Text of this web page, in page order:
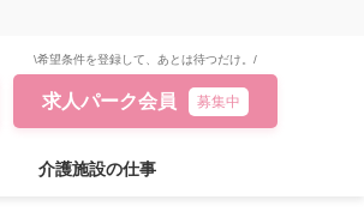
\希望条件を登録して、あとは待つだけ。/
求人パーク会員 募集中
介護施設の仕事